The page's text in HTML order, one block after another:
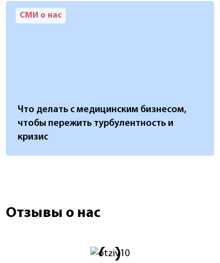
СМИ о нас
Что делать с медицинским бизнесом,
чтобы пережить турбулентность и
кризис
Отзывы о нас